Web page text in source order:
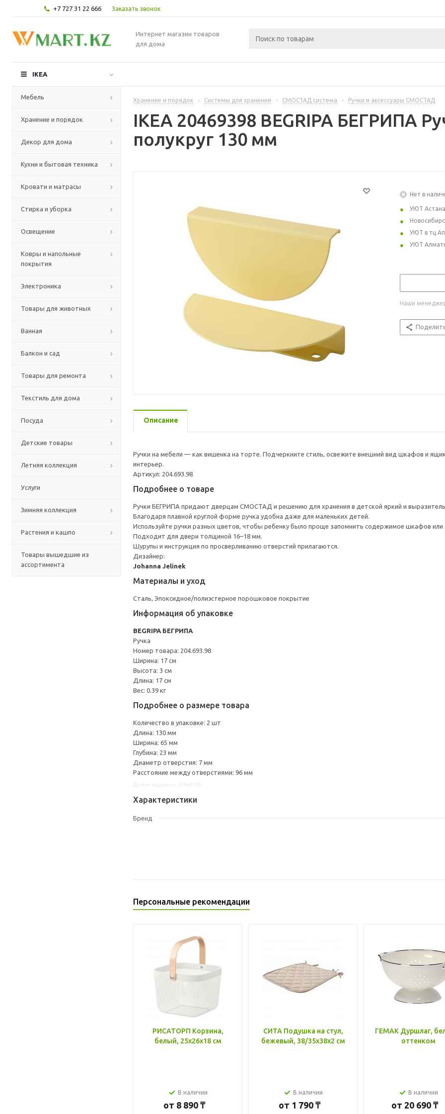
+7 727 31 22 666 Заказать звонок
Интернет магазин товаров
для дома
IKEA
Мебель
Хранение и порядок
Декор для дома
Кухни и бытовая техника
Кровати и матрасы
Стирка и уборка
Освещение
Ковры и напольные
покрытия
Электроника
Товары для животных
Ванная
Балкон и сад
Товары для ремонта
Текстиль для дома
Посуда
Детские товары
Летняя коллекция
Услуги
Зимняя коллекция
Растения и кашпо
Товары вышедшие из
ассортимента
Хранение и порядок - Системы для хранения - СМОСТАД система - Ручки и аксессуары СМОСТАД
IKEA 20469398 BEGRIPA БЕГРИПА
полукруг 130 мм
Нет в
УЮТ Астана
УЮТ в тц
УЮТ
Наши
Описание
Ручки на мебели — как вишенка на торте. Подчеркните стиль, освежите внешний вид шкафов и
интерьер.
Артикул: 204.693.98
Подробнее о товаре
Ручки БЕГРИПА придают дверцам СМОСТАД и решению для хранения в детской яркий и
Благодаря плавной круглой форме ручка удобна даже для маленьких детей.
Используйте ручки разных цветов, чтобы ребенку было проще запомнить содержимое шкафов или
Подходит для двери толщиной 16–18 мм.
Шурупы и инструкция по просверливанию отверстий прилагаются.
Дизайнер:
Johanna Jelinek
Материалы и уход
Сталь, Эпоксидное/полиэстерное порошковое покрытие
Информация об упаковке
BEGRIPA БЕГРИПА
Ручка
Номер товара: 204.693.98
Ширина: 17 см
Высота: 3 см
Длина: 17 см
Вес: 0.39 кг
Подробнее о размере товара
Количество в упаковке: 2 шт
Длина: 130 мм
Ширина: 65 мм
Глубина: 23 мм
Диаметр отверстия: 7 мм
Расстояние между отверстиями: 96 мм
Характеристики
Бренд
Персональные рекомендации
РИСАТОРП Корзина,
белый, 25x26x18 см
В наличии
от 8 890 ₸
СИТА Подушка на стул,
бежевый, 38/35x38x2 см
В наличии
от 1 790 ₸
ГЕМАК Дуршлаг,
оттенком
В наличии
от 20 690 ₸